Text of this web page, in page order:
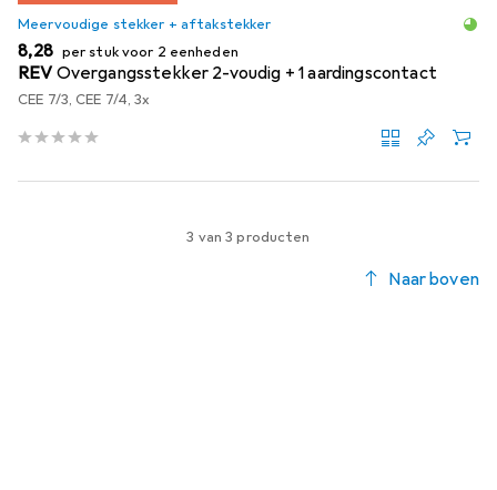
Meervoudige stekker + aftakstekker
EUR
8,28 per stuk voor 2 eenheden
REVOvergangsstekker 2-voudig + 1 aardingscontact
CEE 7/3, CEE 7/4, 3x
3 van 3 producten
Naar boven